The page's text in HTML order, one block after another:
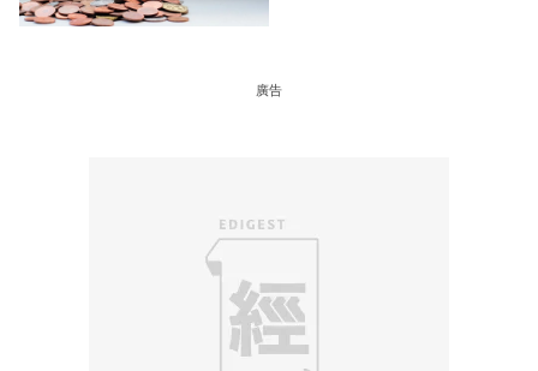
廣告